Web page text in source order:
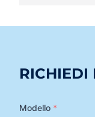
RICHIEDI
Modello *